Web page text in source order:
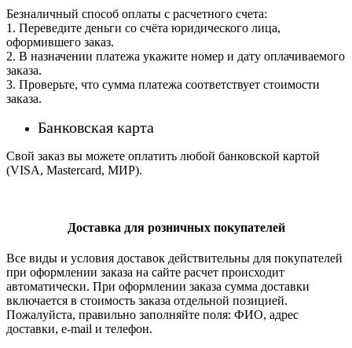
Безналичный способ оплаты с расчетного счета:
1. Переведите деньги со счёта юридического лица,
оформившего заказ.
2. В назначении платежа укажите номер и дату оплачиваемого
заказа.
3. Проверьте, что сумма платежа соответствует стоимости
заказа.
Банковская карта
Свой заказ вы можете оплатить любой банковской картой
(VISA, Mastercard, МИР).
Доставка для розничных покупателей
Все виды и условия доставок действительны для покупателей
при оформлении заказа на сайте расчет происходит
автоматически. При оформлении заказа сумма доставки
включается в стоимость заказа отдельной позицией.
Пожалуйста, правильно заполняйте поля: ФИО, адрес
доставки, e-mail и телефон.